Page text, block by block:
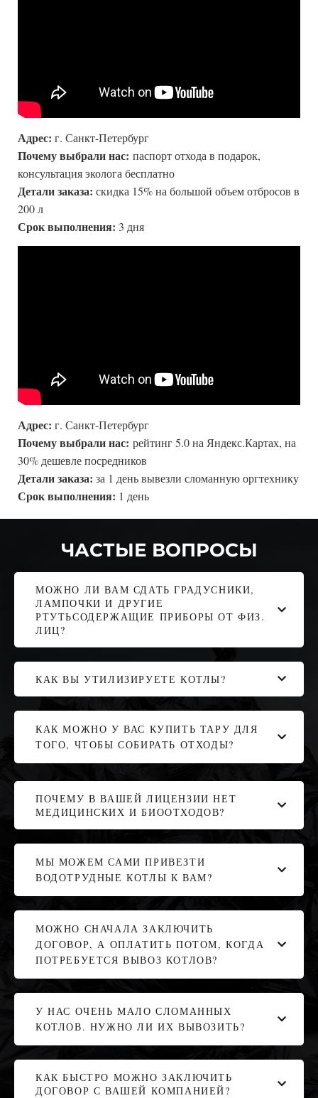
Адрес: г. Санкт-Петербург
Почему выбрали нас: паспорт отхода в подарок,
консультация эколога бесплатно
Детали заказа: скидка 15% на большой объем отбросов в
200 л
Срок выполнения: 3 дня
Адрес: г. Санкт-Петербург
Почему выбрали нас: рейтинг 5.0 на Яндекс.Картах, на
30% дешевле посредников
Детали заказа: за 1 день вывезли сломанную оргтехнику
Срок выполнения: 1 день
ЧАСТЫЕ ВОПРОСЫ
МОЖНО ЛИ ВАМ СДАТЬ ГРАДУСНИКИ,
ЛАМПОЧКИ И ДРУГИЕ
РТУТЬСОДЕРЖАЩИЕ ПРИБОРЫ ОТ ФИЗ.
ЛИЦ?
КАК ВЫ УТИЛИЗИРУЕТЕ КОТЛЫ?
КАК МОЖНО У ВАС КУПИТЬ ТАРУ ДЛЯ
ТОГО, ЧТОБЫ СОБИРАТЬ ОТХОДЫ?
ПОЧЕМУ В ВАШЕЙ ЛИЦЕНЗИИ НЕТ
МЕДИЦИНСКИХ И БИООТХОДОВ?
МЫ МОЖЕМ САМИ ПРИВЕЗТИ
ВОДОТРУДНЫЕ КОТЛЫ К ВАМ?
МОЖНО СНАЧАЛА ЗАКЛЮЧИТЬ
ДОГОВОР, А ОПЛАТИТЬ ПОТОМ, КОГДА
ПОТРЕБУЕТСЯ ВЫВОЗ КОТЛОВ?
У НАС ОЧЕНЬ МАЛО СЛОМАННЫХ
КОТЛОВ. НУЖНО ЛИ ИХ ВЫВОЗИТЬ?
КАК БЫСТРО МОЖНО ЗАКЛЮЧИТЬ
ДОГОВОР С ВАШЕЙ КОМПАНИЕЙ?